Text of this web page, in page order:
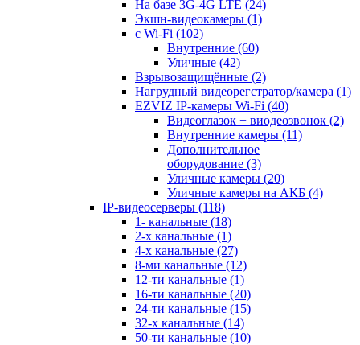
На базе 3G-4G LTE (24)
Экшн-видеокамеры (1)
с Wi-Fi (102)
Внутренние (60)
Уличные (42)
Взрывозащищённые (2)
Нагрудный видеорегстратор/камера (1)
EZVIZ IP-камеры Wi-Fi (40)
Видеоглазок + виодеозвонок (2)
Внутренние камеры (11)
Дополнительное
оборудование (3)
Уличные камеры (20)
Уличные камеры на АКБ (4)
IP-видеосерверы (118)
1- канальные (18)
2-х канальные (1)
4-х канальные (27)
8-ми канальные (12)
12-ти канальные (1)
16-ти канальные (20)
24-ти канальные (15)
32-х канальные (14)
50-ти канальные (10)